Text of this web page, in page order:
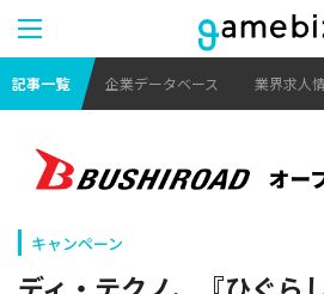
記事一覧 企業データベース 業界求人
キャンペーン